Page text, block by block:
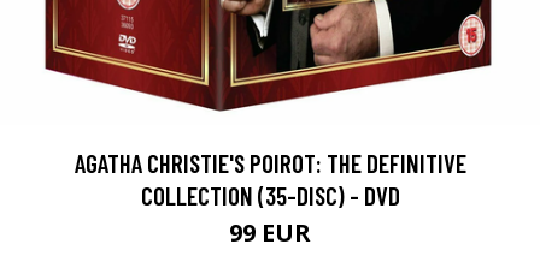
AGATHA CHRISTIE'S POIROT: THE DEFINITIVE
COLLECTION (35-DISC) - DVD
99 EUR